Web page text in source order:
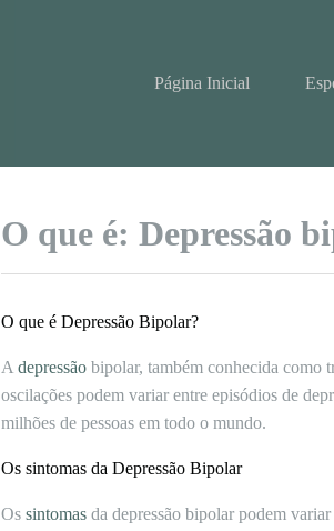
Página Inicial
O que é: Depressão
O que é Depressão Bipolar?
A depressão bipolar, também conhecida como
oscilações podem variar entre episódios de
milhões de pessoas em todo o mundo.
Os sintomas da Depressão Bipolar
Os sintomas da depressão bipolar podem